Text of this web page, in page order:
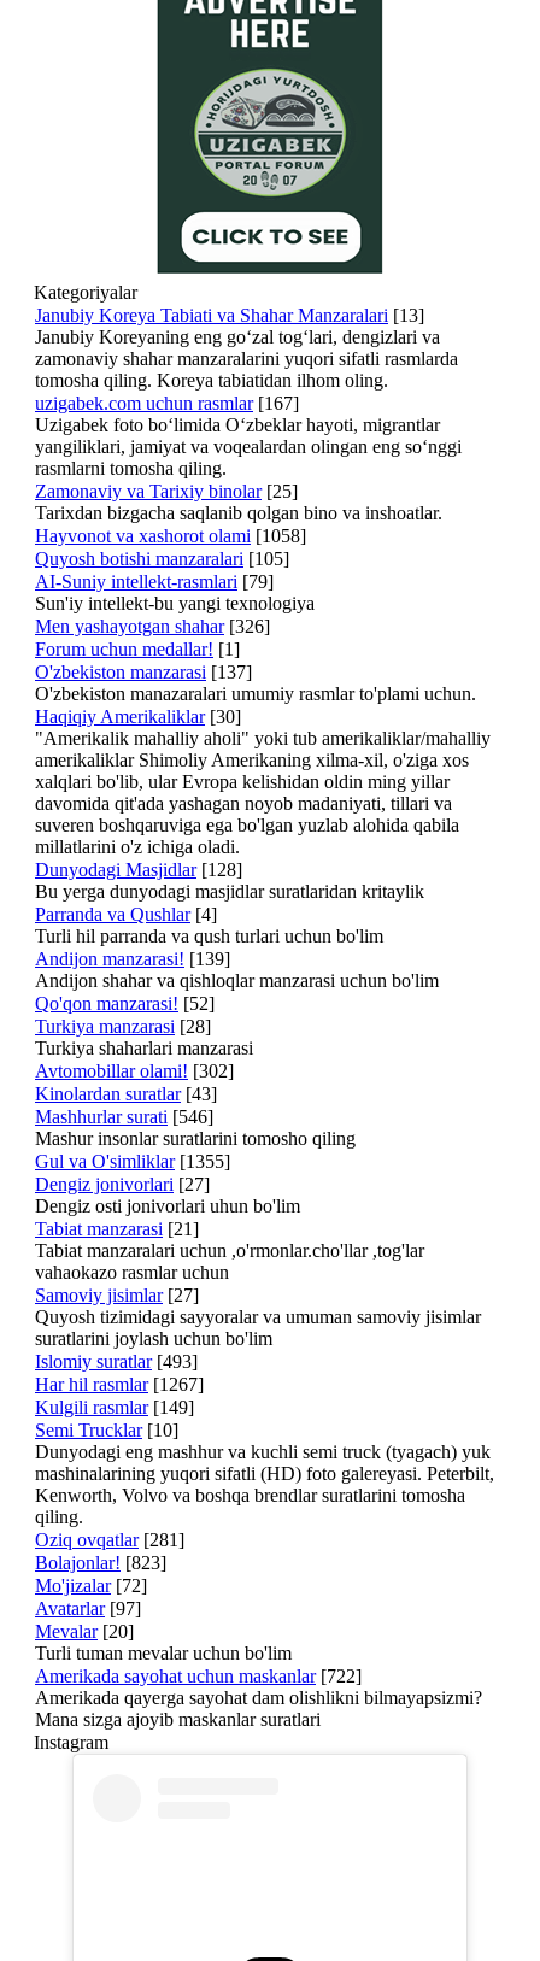
Kategoriyalar
Janubiy Koreya Tabiati va Shahar Manzaralari [13]
Janubiy Koreyaning eng go‘zal tog‘lari, dengizlari va
zamonaviy shahar manzaralarini yuqori sifatli rasmlarda
tomosha qiling. Koreya tabiatidan ilhom oling.
uzigabek.com uchun rasmlar [167]
Uzigabek foto bo‘limida O‘zbeklar hayoti, migrantlar
yangiliklari, jamiyat va voqealardan olingan eng so‘nggi
rasmlarni tomosha qiling.
Zamonaviy va Tarixiy binolar [25]
Tarixdan bizgacha saqlanib qolgan bino va inshoatlar.
Hayvonot va xashorot olami [1058]
Quyosh botishi manzaralari [105]
AI-Suniy intellekt-rasmlari [79]
Sun'iy intellekt-bu yangi texnologiya
Men yashayotgan shahar [326]
Forum uchun medallar! [1]
O'zbekiston manzarasi [137]
O'zbekiston manazaralari umumiy rasmlar to'plami uchun.
Haqiqiy Amerikaliklar [30]
"Amerikalik mahalliy aholi" yoki tub amerikaliklar/mahalliy
amerikaliklar Shimoliy Amerikaning xilma-xil, o'ziga xos
xalqlari bo'lib, ular Evropa kelishidan oldin ming yillar
davomida qit'ada yashagan noyob madaniyati, tillari va
suveren boshqaruviga ega bo'lgan yuzlab alohida qabila
millatlarini o'z ichiga oladi.
Dunyodagi Masjidlar [128]
Bu yerga dunyodagi masjidlar suratlaridan kritaylik
Parranda va Qushlar [4]
Turli hil parranda va qush turlari uchun bo'lim
Andijon manzarasi! [139]
Andijon shahar va qishloqlar manzarasi uchun bo'lim
Qo'qon manzarasi! [52]
Turkiya manzarasi [28]
Turkiya shaharlari manzarasi
Avtomobillar olami! [302]
Kinolardan suratlar [43]
Mashhurlar surati [546]
Mashur insonlar suratlarini tomosho qiling
Gul va O'simliklar [1355]
Dengiz jonivorlari [27]
Dengiz osti jonivorlari uhun bo'lim
Tabiat manzarasi [21]
Tabiat manzaralari uchun ,o'rmonlar.cho'llar ,tog'lar
vahaokazo rasmlar uchun
Samoviy jisimlar [27]
Quyosh tizimidagi sayyoralar va umuman samoviy jisimlar
suratlarini joylash uchun bo'lim
Islomiy suratlar [493]
Har hil rasmlar [1267]
Kulgili rasmlar [149]
Semi Trucklar [10]
Dunyodagi eng mashhur va kuchli semi truck (tyagach) yuk
mashinalarining yuqori sifatli (HD) foto galereyasi. Peterbilt,
Kenworth, Volvo va boshqa brendlar suratlarini tomosha
qiling.
Oziq ovqatlar [281]
Bolajonlar! [823]
Mo'jizalar [72]
Avatarlar [97]
Mevalar [20]
Turli tuman mevalar uchun bo'lim
Amerikada sayohat uchun maskanlar [722]
Amerikada qayerga sayohat dam olishlikni bilmayapsizmi?
Mana sizga ajoyib maskanlar suratlari
Instagram